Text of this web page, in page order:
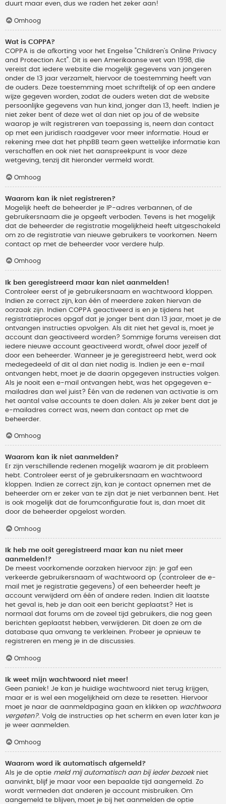
duurt maar even, dus we raden het zeker aan!
Omhoog
Wat is COPPA?
COPPA is de afkorting voor het Engelse "Children’s Online Privacy
and Protection Act". Dit is een Amerikaanse wet van 1998, die
vereist dat iedere website die mogelijk gegevens van jongeren
onder de 13 jaar verzamelt, hiervoor de toestemming heeft van
de ouders. Deze toestemming moet schriftelijk of op een andere
wijze gegeven worden, zodat de ouders weten dat de website
persoonlijke gegevens van hun kind, jonger dan 13, heeft. Indien je
niet zeker bent of deze wet al dan niet op jou of de website
waarop je wilt registreren van toepassing is, neem dan contact
op met een juridisch raadgever voor meer informatie. Houd er
rekening mee dat het phpBB team geen wettelijke informatie kan
verschaffen en ook niet het aanspreekpunt is voor deze
wetgeving, tenzij dit hieronder vermeld wordt.
Omhoog
Waarom kan ik niet registreren?
Mogelijk heeft de beheerder je IP-adres verbannen, of de
gebruikersnaam die je opgeeft verboden. Tevens is het mogelijk
dat de beheerder de registratie mogelijkheid heeft uitgeschakeld
om zo de registratie van nieuwe gebruikers te voorkomen. Neem
contact op met de beheerder voor verdere hulp.
Omhoog
Ik ben geregistreerd maar kan niet aanmelden!
Controleer eerst of je gebruikersnaam en wachtwoord kloppen.
Indien ze correct zijn, kan één of meerdere zaken hiervan de
oorzaak zijn. Indien COPPA geactiveerd is en je tijdens het
registratieproces opgaf dat je jonger bent dan 13 jaar, moet je de
ontvangen instructies opvolgen. Als dit niet het geval is, moet je
account dan geactiveerd worden? Sommige forums vereisen dat
iedere nieuwe account geactiveerd wordt, ofwel door jezelf of
door een beheerder. Wanneer je je geregistreerd hebt, werd ook
medegedeeld of dit al dan niet nodig is. Indien je een e-mail
ontvangen hebt, moet je de daarin opgegeven instructies volgen.
Als je nooit een e-mail ontvangen hebt, was het opgegeven e-
mailadres dan wel juist? Één van de redenen van activatie is om
het aantal valse accounts te doen dalen. Als je zeker bent dat je
e-mailadres correct was, neem dan contact op met de
beheerder.
Omhoog
Waarom kan ik niet aanmelden?
Er zijn verschillende redenen mogelijk waarom je dit probleem
hebt. Controleer eerst of je gebruikersnaam en wachtwoord
kloppen. Indien ze correct zijn, kan je contact opnemen met de
beheerder om er zeker van te zijn dat je niet verbannen bent. Het
is ook mogelijk dat de forumconfiguratie fout is, dan moet dit
door de beheerder opgelost worden.
Omhoog
Ik heb me ooit geregistreerd maar kan nu niet meer
aanmelden!?
De meest voorkomende oorzaken hiervoor zijn: je gaf een
verkeerde gebruikersnaam of wachtwoord op (controleer de e-
mail met je registratie gegevens) of een beheerder heeft je
account verwijderd om één of andere reden. Indien dit laatste
het geval is, heb je dan ooit een bericht geplaatst? Het is
normaal dat forums om de zoveel tijd gebruikers, die nog geen
berichten geplaatst hebben, verwijderen. Dit doen ze om de
database qua omvang te verkleinen. Probeer je opnieuw te
registreren en meng je in de discussies.
Omhoog
Ik weet mijn wachtwoord niet meer!
Geen paniek! Je kan je huidige wachtwoord niet terug krijgen,
maar er is wel een mogelijkheid om deze te resetten. Hiervoor
moet je naar de aanmeldpagina gaan en klikken op wachtwoord
vergeten?. Volg de instructies op het scherm en even later kan je
je weer aanmelden.
Omhoog
Waarom word ik automatisch afgemeld?
Als je de optie meld mij automatisch aan bij ieder bezoekniet
aanvinkt, blijf je maar voor een bepaalde tijd aangemeld. Zo
wordt vermeden dat anderen je account misbruiken. Om
aangemeld te blijven, moet je bij het aanmelden de optie